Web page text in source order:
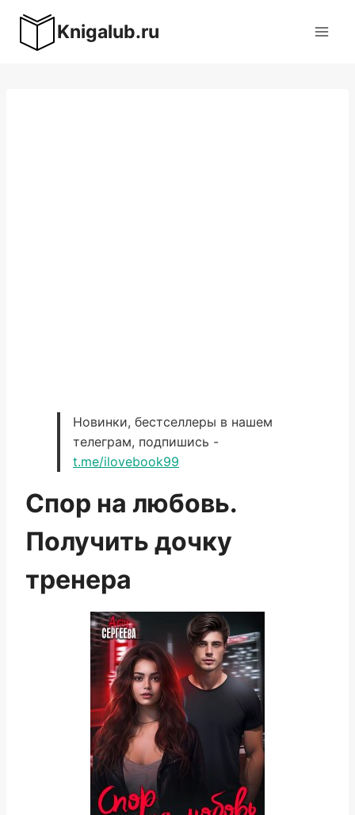
содержимому
Knigalub.ru
Новинки, бестселлеры в нашем
телеграм, подпишись -
t.me/ilovebook99
Спор на любовь.
Получить дочку
тренера